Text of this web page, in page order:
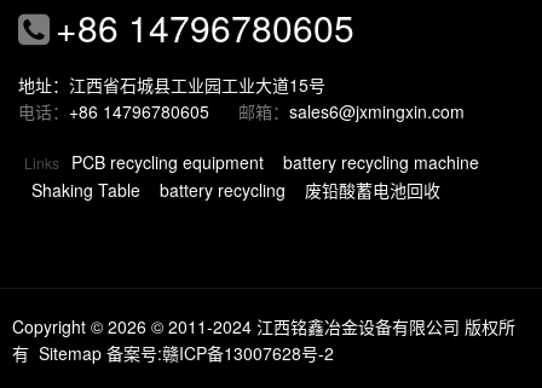
+86 14796780605
地址：江西省石城县工业园工业大道15号
电话： +86 14796780605 邮箱： sales6@jxmingxin.com
Links PCB recycling equipment
battery recycling machine
Shaking Table
battery recycling 废铅酸蓄电池回收
Copyright © 2026 © 2011-2024 江西铭鑫冶金设备有限公司 版权所
有 Sitemap 备案号:赣ICP备13007628号-2